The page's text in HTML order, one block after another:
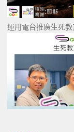
運用電台推廣生死教